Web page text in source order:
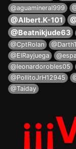
@aguamineral999
@Albert.K-101
@Beatnikjude63
@CptRolan
@ElRayjuega
@leonardorobles05
@PollitoJrH12945
@Taiday